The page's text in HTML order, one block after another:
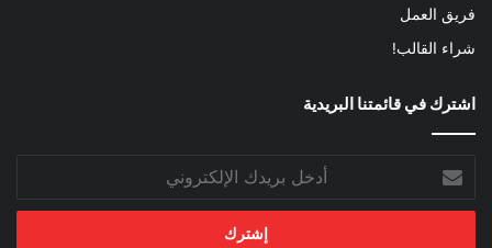
فريق العمل
شراء القالب!
اشترك في قائمتنا البريدية
بريدك
الإلكتروني